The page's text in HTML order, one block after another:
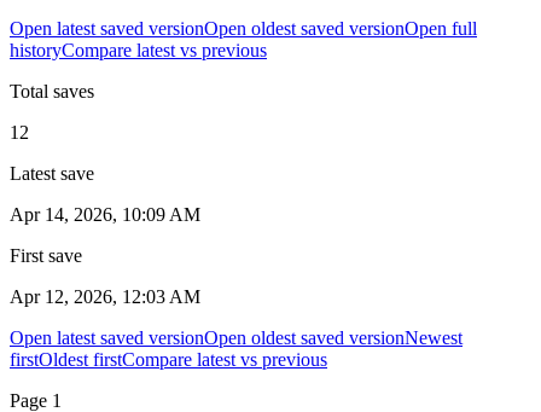
Open latest saved versionOpen oldest saved versionOpen full
historyCompare latest vs previous
Total saves
12
Latest save
Apr 14, 2026, 10:09 AM
First save
Apr 12, 2026, 12:03 AM
Open latest saved versionOpen oldest saved versionNewest
firstOldest firstCompare latest vs previous
Page 1